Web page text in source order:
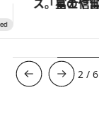
3 /6